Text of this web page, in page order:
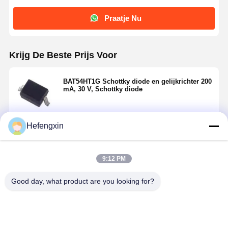
Praatje Nu
Krijg De Beste Prijs Voor
BAT54HT1G Schottky diode en gelijkrichter 200
mA, 30 V, Schottky diode
Hefengxin
9:12 PM
Good day, what product are you looking for?